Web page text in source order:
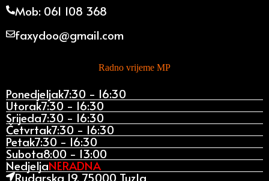
Mob: 061 108 368
faxydoo@gmail.com
Radno vrijeme MP
Ponedjeljak7:30 - 16:30
Utorak7:30 - 16:30
Srijeda7:30 - 16:30
Četvrtak7:30 - 16:30
Petak7:30 - 16:30
Subota8:00 - 13:00
NedjeljaNERADNA
Rudarska 19, 75000 Tuzla